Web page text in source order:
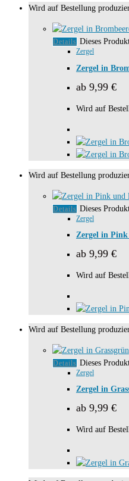
Wird auf Bestellung
Details Dieses
Zergel
Zergel in
ab 9,99 €
Wird auf
Wird auf Bestellung
Details Dieses
Zergel
Zergel in
ab 9,99 €
Wird auf
Wird auf Bestellung
Details Dieses
Zergel
Zergel in
ab 9,99 €
Wird auf